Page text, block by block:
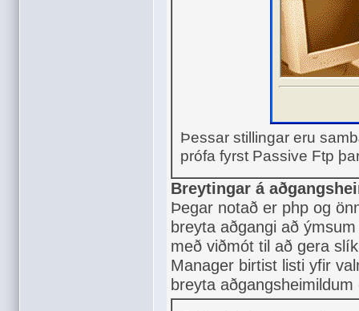
Þessar stillingar eru
prófa fyrst Passive Ftp
Breytingar á
Þegar notað er php og
breyta aðgangi að
með viðmót til að gera
Manager birtist listi yfir
breyta